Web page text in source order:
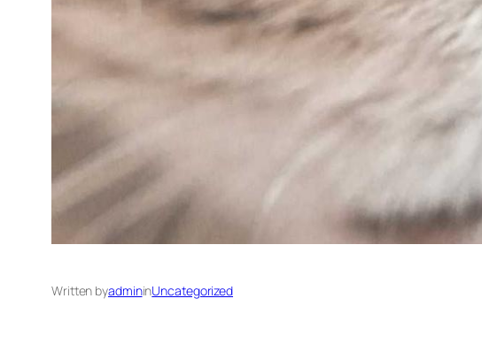
Written byadmininUncategorized